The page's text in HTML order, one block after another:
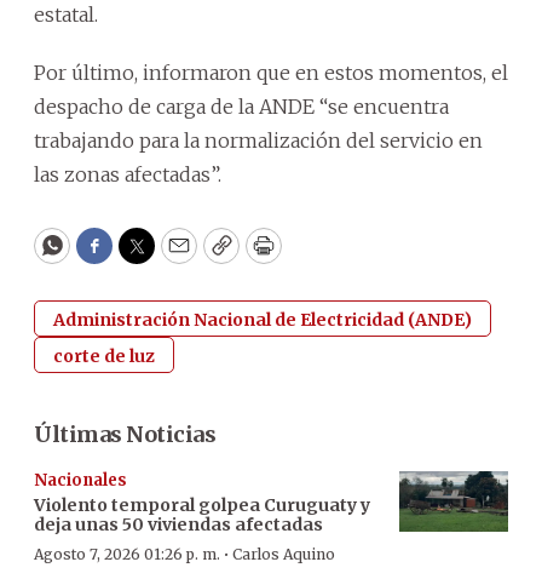
estatal.
Por último, informaron que en estos momentos, el
despacho de carga de la ANDE “se encuentra
trabajando para la normalización del servicio en
las zonas afectadas”.
WhatsApp
Facebook
Twitter
EmailCopyPrint
Administración Nacional de Electricidad (ANDE)
corte de luz
Últimas Noticias
Nacionales
Violento temporal golpea Curuguaty y
deja unas 50 viviendas afectadas
Agosto 7, 2026 01:26 p. m. · Carlos Aquino